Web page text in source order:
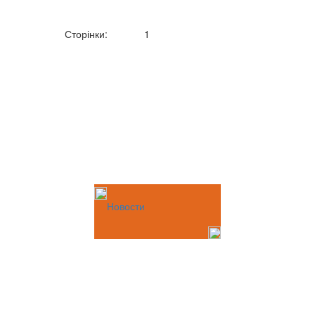
Сторінки: 1
Новости